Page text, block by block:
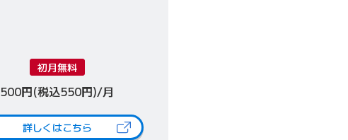
初月無料
500円(税込550円)/月
詳しくはこちら（新しいタブで開きます）